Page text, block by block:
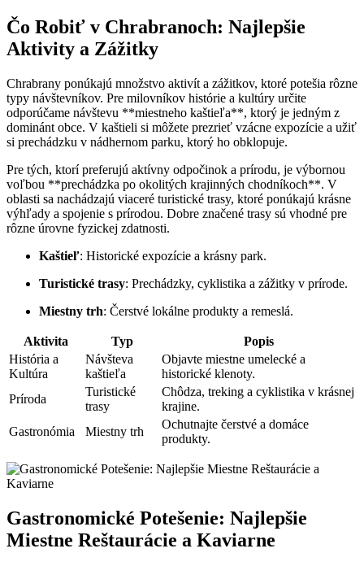
Čo Robiť v Chrabranoch: Najlepšie
Aktivity a Zážitky
Chrabrany ponúkajú množstvo aktivít a zážitkov, ktoré potešia rôzne
typy návštevníkov. Pre milovníkov histórie a kultúry určite
odporúčame návštevu **miestneho kaštieľa**, ktorý je jedným z
dominánt obce. V kaštieli si môžete prezrieť vzácne expozície a užiť
si prechádzku v nádhernom parku, ktorý ho obklopuje.
Pre tých, ktorí preferujú aktívny odpočinok a prírodu, je výbornou
voľbou **prechádzka po okolitých krajinných chodníkoch**. V
oblasti sa nachádzajú viaceré turistické trasy, ktoré ponúkajú krásne
výhľady a spojenie s prírodou. Dobre značené trasy sú vhodné pre
rôzne úrovne fyzickej zdatnosti.
Kaštieľ: Historické expozície a krásny park.
Turistické trasy: Prechádzky, cyklistika a zážitky v prírode.
Miestny trh: Čerstvé lokálne produkty a remeslá.
Aktivita Typ
Popis
História a
Kultúra
Návšteva
kaštieľa
Objavte miestne umelecké a
historické klenoty.
Príroda
Turistické
trasy
Chôdza, treking a cyklistika v krásnej
krajine.
Gastronómia
Miestny trh
Ochutnajte čerstvé a domáce
produkty.
Gastronomické Potešenie: Najlepšie
Miestne Reštaurácie a Kaviarne